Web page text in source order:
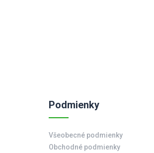
Podmienky
Všeobecné podmienky
Obchodné podmienky